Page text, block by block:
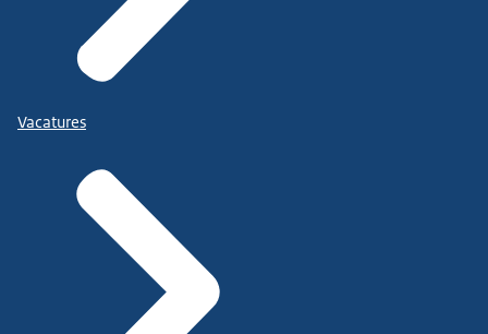
Vacatures